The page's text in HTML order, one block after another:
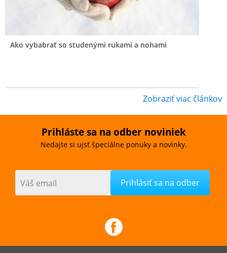
Ako vybabrať so studenými rukami a nohami
Zobraziť viac článkov
Prihláste sa na odber noviniek
Nedajte si ujsť špeciálne ponuky a novinky.
Váš email